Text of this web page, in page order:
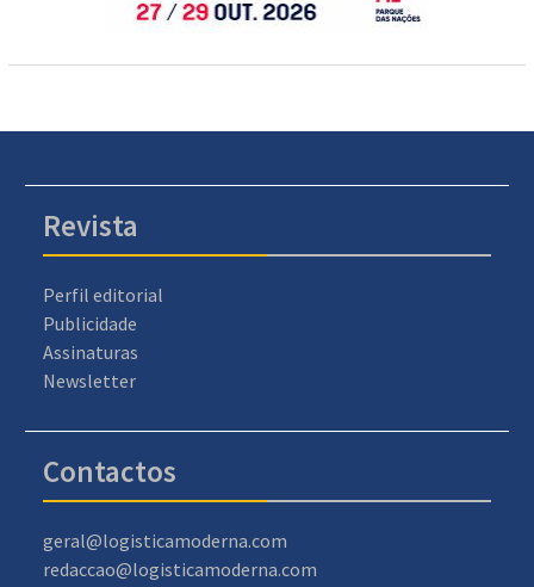
Revista
Perfil editorial
Publicidade
Assinaturas
Newsletter
Contactos
geral@logisticamoderna.com
redaccao@logisticamoderna.com